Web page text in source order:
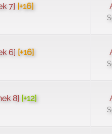
7] [+16]
6] [+16]
8] [+12]